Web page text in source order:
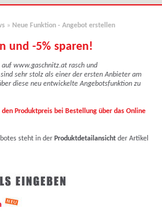
» Neue Funktion - Angebot erstellen
und -5% sparen!
www.gaschnitz.at rasch und
sehr stolz als einer der ersten Anbieter am
diese neu entwickelte Angebotsfunktion zu
den Produktpreis bei Bestellung über das Online
steht in der Produktdetailansicht der Artikel